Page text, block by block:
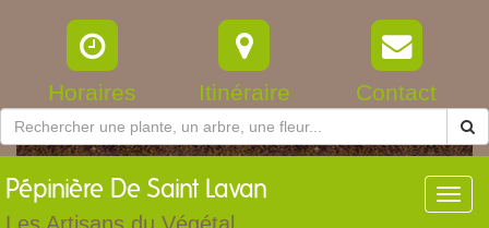
Horaires Itinéraire Contact
Pépinière De Saint Lavan